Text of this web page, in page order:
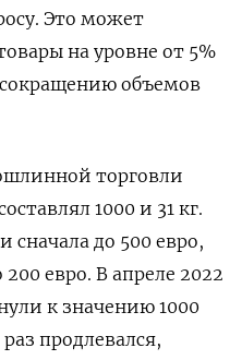
Это может
на уровне от 5%
объемов
торговли
1000 и 31 кг.
сначала до 500 евро,
евро. В апреле 2022
к значению 1000
продлевался,